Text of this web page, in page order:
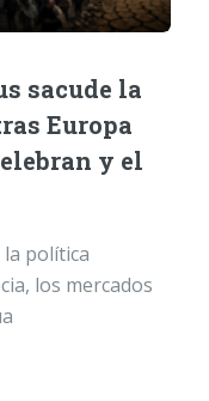
sacude la
Europa
y el
política
los mercados